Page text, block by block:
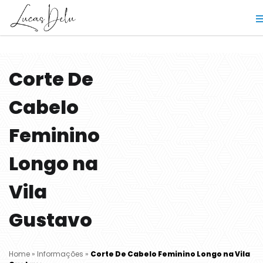
Corte De
Cabelo
Feminino
Longo na
Vila
Gustavo
Home» Informações » Corte De Cabelo Feminino Longo na Vila